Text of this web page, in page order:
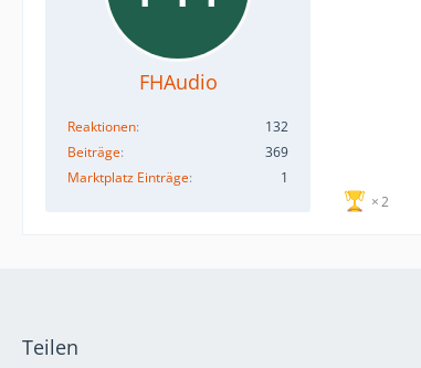
FHAudio
Reaktionen
132
Beiträge
369
Marktplatz Einträge
1
2
Teilen